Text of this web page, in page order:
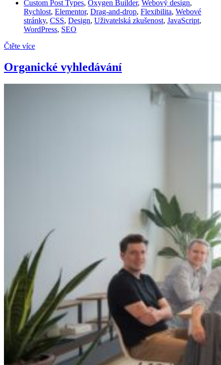
Custom Post Types, Oxygen Builder, Webový design,
Rychlost, Elementor, Drag-and-drop, Flexibilita, Webové
stránky, CSS, Design, Uživatelská zkušenost, JavaScript,
WordPress, SEO
Čtěte více
Organické vyhledávání